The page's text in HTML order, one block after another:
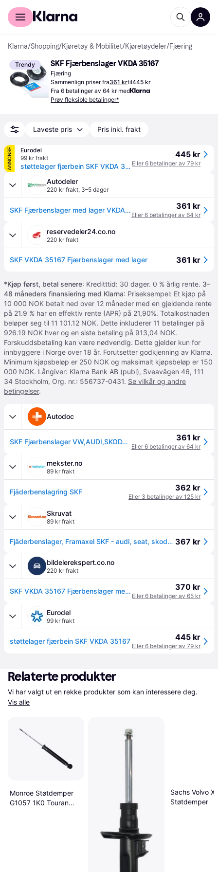
For kunder
Klarna/Shopping/Kjøretøy & Mobilitet/Kjøretøydeler/Fjæring
Trendy SKF Fjærbenslager VKDA 35167
Fjæring
Sammenlign priser fra361 krtil445 kr
Fra 6 betalinger av 64 kr med
Prøv fleksible betalinger*
Laveste pris Pris inkl. frakt
ANNONSE
Eurodel
99 kr frakt
støttelager fjærbein SKF VKDA 35167
445 kr
Eller 6 betalinger av 79 kr
Autodeler
220 kr frakt, 3–5 dager
SKF Fjærbenslager med lager VKDA 35167 Støttelager Fjærbein VW,AUDI,SKODA 361 kr
Eller 6 betalinger av 64 kr
reservedeler24.co.no
220 kr frakt
SKF VKDA 35167 Fjærbenslager med lager 361 kr
*Kjøp først, betal senere: Kreditttid: 30 dager. 0 % årlig rente. 3–
48 måneders finansiering med Klarna: Priseksempel: Et kjøp på
10 000 NOK betalt ned over 12 måneder med en gjeldende rente
på 21.9 % har en effektiv rente (APR) på 21,90%. Totalkostnaden
beløper seg til 11 101.12 NOK. Dette inkluderer 11 betalinger på
926.19 NOK hver og en siste betaling på 913,04 NOK.
Forskuddsbetaling kan være nødvendig. Dette gjelder kun for
innbyggere i Norge over 18 år. Forutsetter godkjenning av Klarna.
Minimum kjøpsbeløp er 250 NOK og maksimalt kjøpsbeløp er 150
000 NOK. Långiver: Klarna Bank AB (publ), Sveavägen 46, 111
34 Stockholm, Org. nr.: 556737-0431. Se vilkår og andre
betingelser.
Autodoc
SKF Fjærbenslager VW,AUDI,SKODA VKDA 35167 5Q0412331F,8S0412249,5WA412331A Støttelager Fjærbein,støttelager fjærbein 5Q0412249E,5Q0412331D,5QD412249A 361 kr
Eller 6 betalinger av 64 kr
mekster.no
89 kr frakt
Fjäderbenslagring SKF 362 kr
Eller 3 betalinger av 125 kr
Skruvat
89 kr frakt
Fjäderbenslager, Framaxel SKF - audi, seat, skoda, vw - OE 5Q0 412 249 E, 5Q0 412 249 F, 5Q0 412 331 C 367 kr
bildelerekspert.co.no
220 kr frakt
SKF VKDA 35167 Fjærbenslager med lager 370 kr
Eller 6 betalinger av 65 kr
Eurodel
99 kr frakt
støttelager fjærbein SKF VKDA 35167 445 kr
Eller 6 betalinger av 79 kr
Relaterte produkter
Vis alle
Monroe Støtdemper
G1057 1K0 Touran
Sachs Volvo
Støtdemper